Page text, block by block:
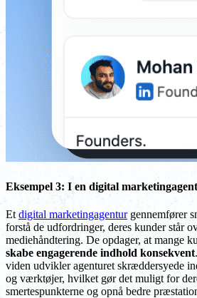
Eksempel 3: I en digital
Et digital marketingagenturgennemfører
forstå de udfordringer, deres kunder står
mediehåndtering. De opdager, at mange
skabe engagerende indhold konsekvent
viden udvikler agenturet skræddersyede
og værktøjer, hvilket gør det muligt for
smertespunkterne og opnå bedre